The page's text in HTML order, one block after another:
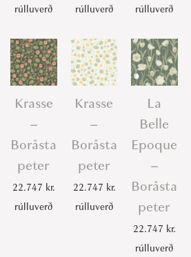
rúlluverð rúlluverð rúlluverð
Krasse
–
Boråsta
peter
22.747 kr.
rúlluverð
Krasse
–
Boråsta
peter
22.747 kr.
rúlluverð
La
Belle
Epoque
–
Boråsta
peter
22.747 kr.
rúlluverð